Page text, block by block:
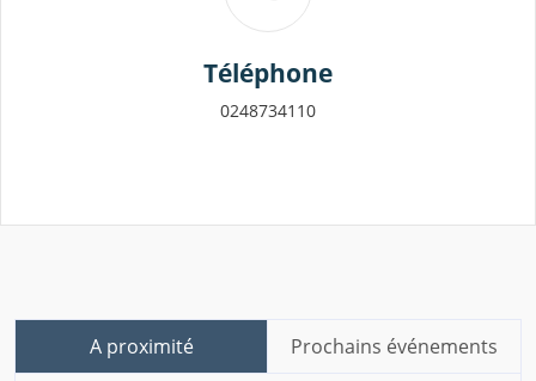
Téléphone
0248734110
A proximité Prochains événements